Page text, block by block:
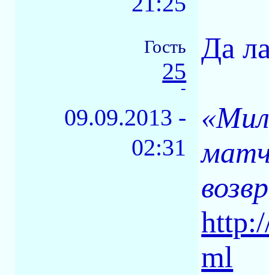
Гость
25
-
09.09.2013 -
02:31
Да
ml